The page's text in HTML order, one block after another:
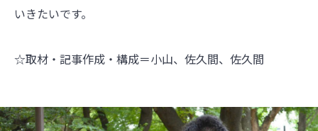
いきたいです。
☆取材・記事作成・構成＝小山、佐久間、佐久間